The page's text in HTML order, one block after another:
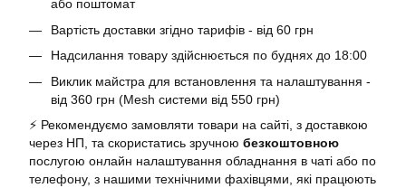
або поштомат
Вартість доставки згідно тарифів - від 60 грн
Надсилання товару здійснюється по буднях до 18:00
Виклик майстра для встановлення та налаштування -
від 360 грн (Mesh системи від 550 грн)
⚡️ Рекомендуємо замовляти товари на сайті, з доставкою
через НП, та скористатись зручною безкоштовною
послугою онлайн налаштування обладнання в чаті або по
телефону, з нашими технічними фахівцями, які працюють